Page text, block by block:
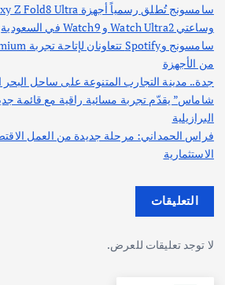
وساعتي Watch Ultra2 و Watch9 في السعودية
من الأجهزة
جدة.. مدينة التجارب المتنوعة على ساحل البحر
شاماس” يقدّم تجربة مسائية راقية مع قائمة
البرازيلية
فراس الحمداني: مرحلة جديدة من العمل
الاستثمارية
التعليقات
لا توجد تعليقات للعرض.